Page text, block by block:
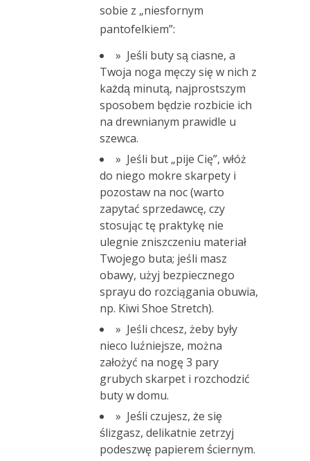
sobie z „niesfornym
pantofelkiem”:
» Jeśli buty są ciasne, a
Twoja noga męczy się w nich z
każdą minutą, najprostszym
sposobem będzie rozbicie ich
na drewnianym prawidle u
szewca.
» Jeśli but „pije Cię”, włóż
do niego mokre skarpety i
pozostaw na noc (warto
zapytać sprzedawcę, czy
stosując tę praktykę nie
ulegnie zniszczeniu materiał
Twojego buta; jeśli masz
obawy, użyj bezpiecznego
sprayu do rozciągania obuwia,
np. Kiwi Shoe Stretch).
» Jeśli chcesz, żeby były
nieco luźniejsze, można
założyć na nogę 3 pary
grubych skarpet i rozchodzić
buty w domu.
» Jeśli czujesz, że się
ślizgasz, delikatnie zetrzyj
podeszwę papierem ściernym.